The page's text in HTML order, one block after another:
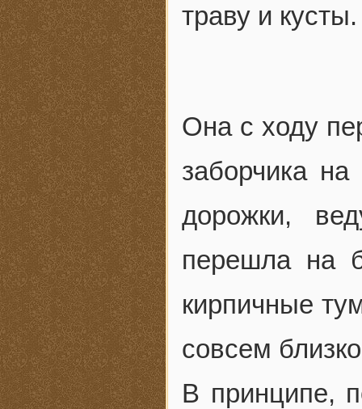
траву и кусты.
Она с ходу
заборчика на
дорожки,
перешла на
кирпичные
совсем
В принципе,